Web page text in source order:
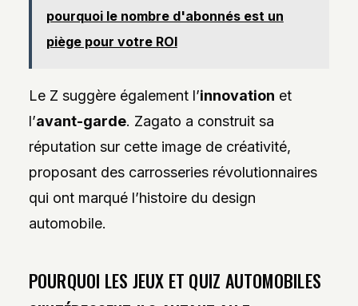
pourquoi le nombre d'abonnés est un
piège pour votre ROI
Le Z suggère également l’innovation et
l’avant-garde. Zagato a construit sa
réputation sur cette image de créativité,
proposant des carrosseries révolutionnaires
qui ont marqué l’histoire du design
automobile.
POURQUOI LES JEUX ET QUIZ AUTOMOBILES